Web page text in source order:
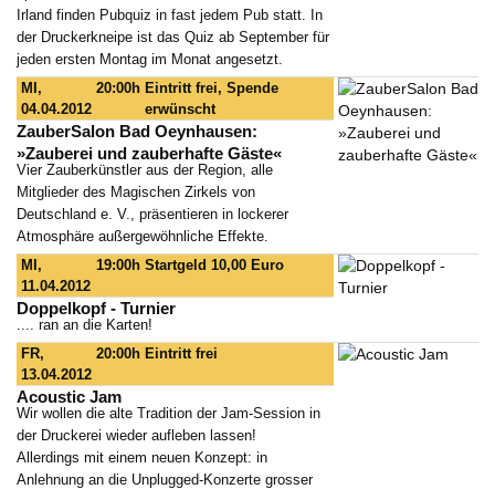
Irland finden Pubquiz in fast jedem Pub statt. In
der Druckerkneipe ist das Quiz ab September für
jeden ersten Montag im Monat angesetzt.
MI,
04.04.2012
20:00h Eintritt frei, Spende
erwünscht
ZauberSalon Bad Oeynhausen:
»Zauberei und zauberhafte Gäste«
Vier Zauberkünstler aus der Region, alle
Mitglieder des Magischen Zirkels von
Deutschland e. V., präsentieren in lockerer
Atmosphäre außergewöhnliche Effekte.
MI,
11.04.2012
19:00h Startgeld 10,00 Euro
Doppelkopf - Turnier
.... ran an die Karten!
FR,
13.04.2012
20:00h Eintritt frei
Acoustic Jam
Wir wollen die alte Tradition der Jam-Session in
der Druckerei wieder aufleben lassen!
Allerdings mit einem neuen Konzept: in
Anlehnung an die Unplugged-Konzerte grosser